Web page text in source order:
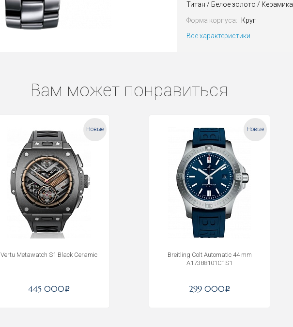
Титан / Белое золото / Керамика
Форма корпуса:
Круг
Все характеристики
Вам может понравиться
Новые
Vertu Metawatch S1 Black Ceramic
445 000i
Новые
Breitling Colt Automatic 44 mm
A17388101C1S1
299 000i